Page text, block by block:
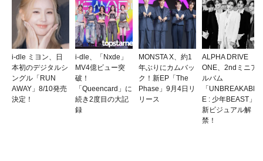
i-dle ミヨン、日
本初のデジタルシ
ングル「RUN
AWAY」8/10発売
決定！
i-dle、「Nxde」
MV4億ビュー突
破！
「Queencard」に
続き2度目の大記
録
MONSTA X、約1
年ぶりにカムバッ
ク！新EP「The
Phase」9月4日リ
リース
ALPHA DRIVE
ONE、2ndミニア
ルバム
「UNBREAKABL
E : 少年BEAST」
新ビジュアル解
禁！